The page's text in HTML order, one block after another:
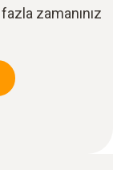
zamanınız